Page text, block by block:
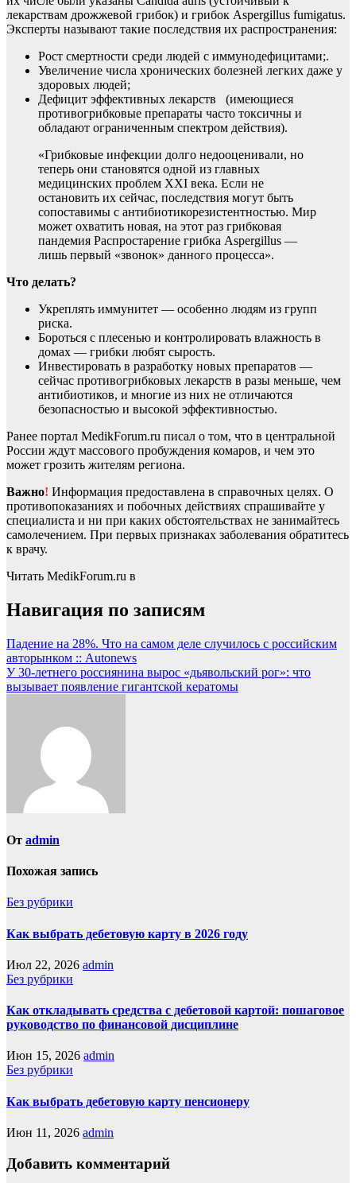
лекарствам дрожжевой грибок) и грибок Aspergillus fumigatus.
Эксперты называют такие последствия их распространения:
Рост смертности среди людей с иммунодефицитами;.
Увеличение числа хронических болезней легких даже у
здоровых людей;
Дефицит эффективных лекарств (имеющиеся
противогрибковые препараты часто токсичны и
обладают ограниченным спектром действия).
«Грибковые инфекции долго недооценивали, но
теперь они становятся одной из главных
медицинских проблем XXI века. Если не
остановить их сейчас, последствия могут быть
сопоставимы с антибиотикорезистентностью. Мир
может охватить новая, на этот раз грибковая
пандемия Распростарение грибка Aspergillus —
лишь первый «звонок» данного процесса».
Что делать?
Укреплять иммунитет — особенно людям из групп
риска.
Бороться с плесенью и контролировать влажность в
домах — грибки любят сырость.
Инвестировать в разработку новых препаратов —
сейчас противогрибковых лекарств в разы меньше, чем
антибиотиков, и многие из них не отличаются
безопасностью и высокой эффективностью.
Ранее портал MedikForum.ru писал о том, что в центральной
России ждут массового пробуждения комаров, и чем это
может грозить жителям региона.
Важно! Информация предоставлена в справочных целях. О
противопоказаниях и побочных действиях спрашивайте у
специалиста и ни при каких обстоятельствах не занимайтесь
самолечением. При первых признаках заболевания обратитесь
к врачу.
Читать MedikForum.ru в
Навигация по записям
Падение на 28%. Что на самом деле случилось с российским
авторынком :: Autonews
У 30-летнего россиянина вырос «дьявольский рог»: что
вызывает появление гигантской кератомы
От admin
Похожая запись
Без рубрики
Как выбрать дебетовую карту в 2026 году
Июл 22, 2026 admin
Без рубрики
Как откладывать средства с дебетовой картой: пошаговое
руководство по финансовой дисциплине
Июн 15, 2026 admin
Без рубрики
Как выбрать дебетовую карту пенсионеру
Июн 11, 2026 admin
Добавить комментарий